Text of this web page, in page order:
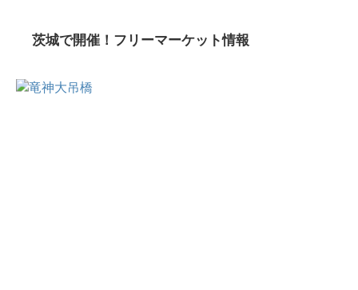
茨城で開催！フリーマーケット情報